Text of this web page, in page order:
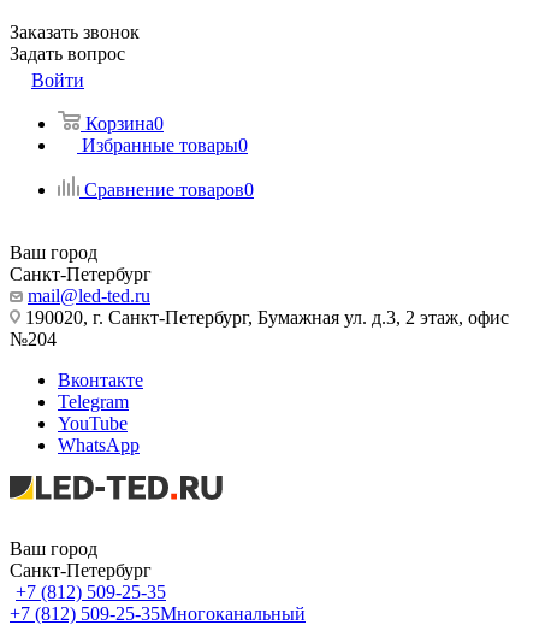
Заказать звонок
Задать вопрос
Войти
Корзина0
Избранные товары0
Сравнение товаров0
Ваш город
Санкт-Петербург
mail@led-ted.ru
190020, г. Санкт-Петербург, Бумажная ул. д.3, 2 этаж, офис
№204
Вконтакте
Telegram
YouTube
WhatsApp
Ваш город
Санкт-Петербург
+7 (812) 509-25-35
+7 (812) 509-25-35Многоканальный